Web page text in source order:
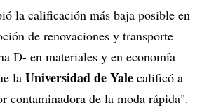
la calificación más baja posible en
de renovaciones y transporte
D- en materiales y en economía
la Universidad de Yale calificó a
contaminadora de la moda rápida".